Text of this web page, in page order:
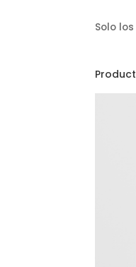
Solo